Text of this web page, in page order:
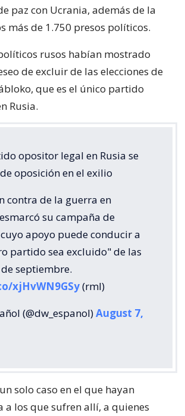
paz con Ucrania, además de la
más de 1.750 presos políticos.
rusos habían mostrado
de excluir de las elecciones de
que es el único partido
Rusia.
opositor legal en Rusia se
oposición en el exilio
contra de la guerra en
su campaña de
apoyo puede conducir a
partido sea excluido" de las
septiembre.
xjHvWN9GSy(rml)
(@dw_espanol)August 7,
solo caso en el que hayan
a los que sufren allí, a quienes